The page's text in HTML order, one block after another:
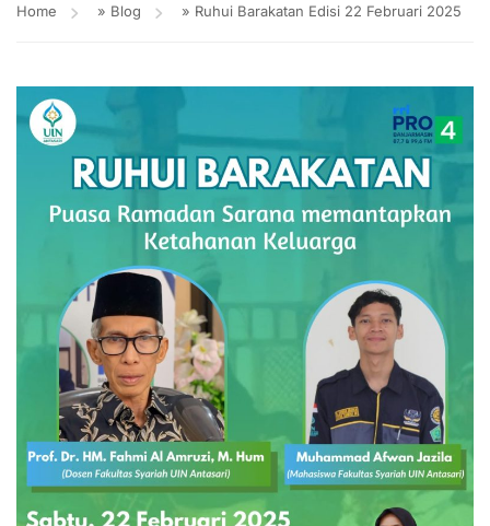
Home » Blog » Ruhui Barakatan Edisi 22 Februari 2025